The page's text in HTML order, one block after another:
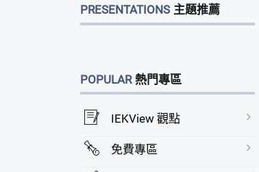
PRESENTATIONS 主題推薦
POPULAR 熱門專區
IEKView 觀點
免費專區